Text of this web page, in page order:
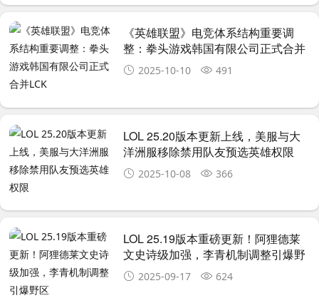
《英雄联盟》电竞体系结构重要调
整：拳头游戏韩国有限公司正式合并
LCK2025-10-10 491
LOL 25.20版本更新上线，美服与大
洋洲服移除禁用队友预选英雄权限
2025-10-08 366
LOL 25.19版本重磅更新！阿狸德莱
文史诗级加强，李青机制调整引爆野
区 2025-09-17 624